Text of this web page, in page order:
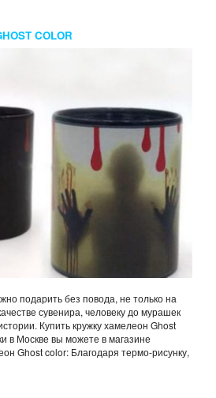
COLOR
подарить без повода, не только на
сувенира, человеку до мурашек
Купить кружку хамелеон Ghost
в Москве вы можете в магазине
Ghost color: Благодаря термо-рисунку,